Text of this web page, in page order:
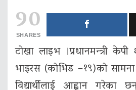
90
SHARES
टोखा लाइभ ।प्रधानमन्त्री
भाइरस (कोभिड –१९)को